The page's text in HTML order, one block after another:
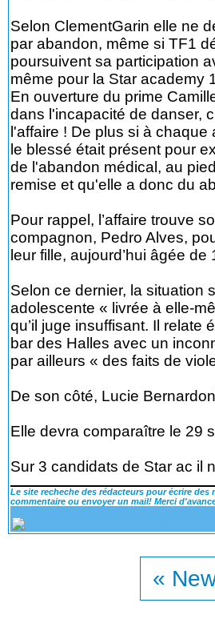
Selon ClementGarin elle ne
par abandon, même si TF1
poursuivent sa participation
même pour la Star academy
En ouverture du prime
dans l'incapacité de danser,
l'affaire ! De plus si à
le blessé était présent pour
de l'abandon médical, au
remise et qu'elle a donc du
Pour rappel, l’affaire trouve
compagnon, Pedro Alves,
leur fille, aujourd’hui âgée de
Selon ce dernier, la situation
adolescente « livrée à elle-
qu’il juge insuffisant. Il relate
bar des Halles avec un
par ailleurs « des faits de
De son côté, Lucie
Elle devra comparaître le 29
Sur 3 candidats de Star ac il
Le site recheche des rédacteurs pour écrire
commentaire ou envoyer un mail! Merci
«